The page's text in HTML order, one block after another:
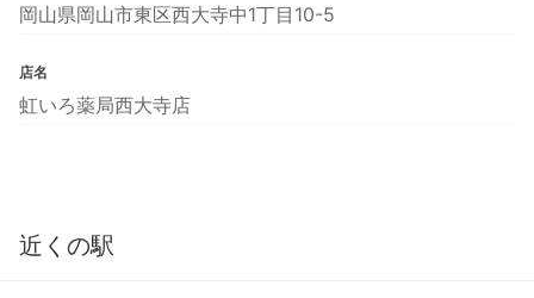
岡山県岡山市東区西大寺中1丁目10-5
店名
虹いろ薬局西大寺店
近くの駅